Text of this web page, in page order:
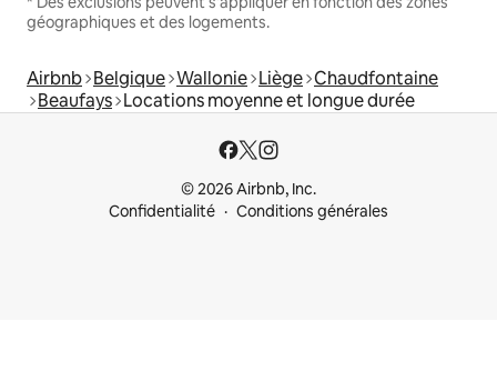
géographiques et des logements.
Airbnb Belgique Wallonie Liège Chaudfontaine
Beaufays Locations moyenne et longue durée
© 2026 Airbnb, Inc.
Confidentialité
Conditions générales